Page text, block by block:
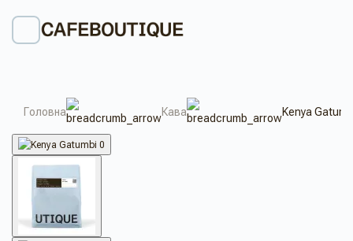
Головна Кава Kenya